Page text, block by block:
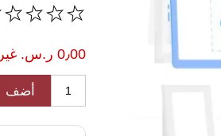
0٫00 ر.س.‏ غير شامل الضريبة
أضف